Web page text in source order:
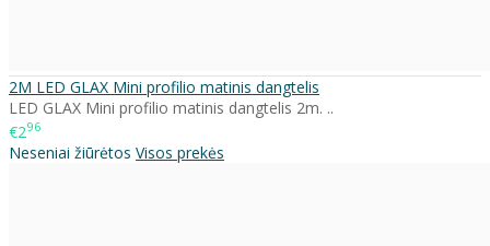
2M LED GLAX Mini profilio matinis dangtelis
LED GLAX Mini profilio matinis dangtelis 2m. ..
€296
Neseniai žiūrėtos Visos prekės